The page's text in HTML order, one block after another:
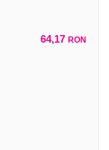
64,17 RON